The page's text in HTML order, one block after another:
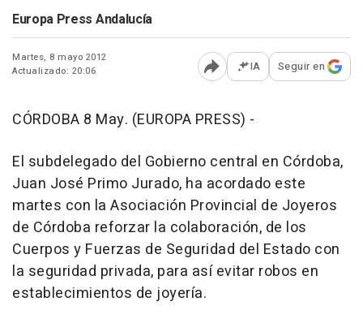
Europa Press Andalucía
Martes, 8 mayo 2012
Actualizado: 20:06
Abrir opciones para
IA Seguir en
CÓRDOBA 8 May. (EUROPA PRESS) -
El subdelegado del Gobierno central en Córdoba,
Juan José Primo Jurado, ha acordado este
martes con la Asociación Provincial de Joyeros
de Córdoba reforzar la colaboración, de los
Cuerpos y Fuerzas de Seguridad del Estado con
la seguridad privada, para así evitar robos en
establecimientos de joyería.